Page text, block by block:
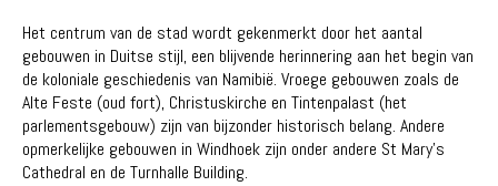
Het centrum van de stad wordt gekenmerkt door het aantal
gebouwen in Duitse stijl, een blijvende herinnering aan het begin van
de koloniale geschiedenis van Namibië. Vroege gebouwen zoals de
Alte Feste (oud fort), Christuskirche en Tintenpalast (het
parlementsgebouw) zijn van bijzonder historisch belang. Andere
opmerkelijke gebouwen in Windhoek zijn onder andere St Mary's
Cathedral en de Turnhalle Building.